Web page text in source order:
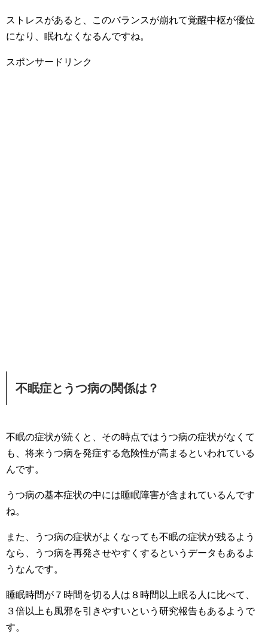
ストレスがあると、このバランスが崩れて覚醒中枢が優位
になり、眠れなくなるんですね。
スポンサードリンク
不眠症とうつ病の関係は？
不眠の症状が続くと、その時点ではうつ病の症状がなくて
も、将来うつ病を発症する危険性が高まるといわれている
んです。
うつ病の基本症状の中には睡眠障害が含まれているんです
ね。
また、うつ病の症状がよくなっても不眠の症状が残るよう
なら、うつ病を再発させやすくするというデータもあるよ
うなんです。
睡眠時間が７時間を切る人は８時間以上眠る人に比べて、
３倍以上も風邪を引きやすいという研究報告もあるようで
す。